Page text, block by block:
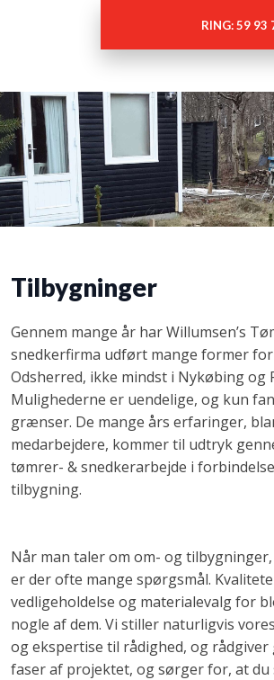
RING: 59 93
Tilbygninger
Gennem mange år har Willumsen’s
snedkerfirma udført mange former
Odsherred, ikke mindst i Nykøbing og
Mulighederne er uendelige, og kun
grænser. De mange års erfaringer,
medarbejdere, kommer til udtryk
tømrer- & snedkerarbejde i
tilbygning.
Når man taler om om- og
er der ofte mange spørgsmål.
vedligeholdelse og materialevalg for
nogle af dem. Vi stiller naturligvis
og ekspertise til rådighed, og rådgiver
faser af projektet, og sørger for, at du